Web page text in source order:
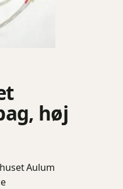
høj
Aulum